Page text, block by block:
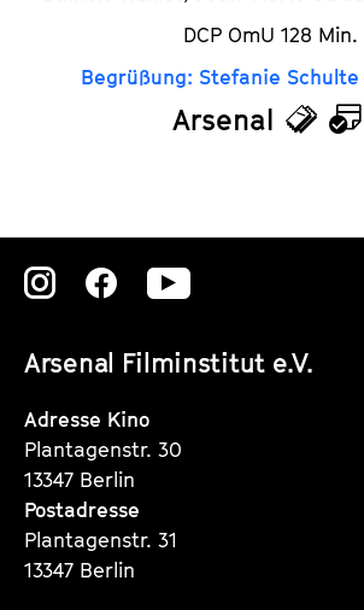
DCP OmU 128 Min.
Begrüßung: Stefanie
Arsenal
T
s
K
Arsenal Filminstitut e.V.
Zu
Instagram
Seite
Zu
Instagram
Seite
Zu
Instagram
Adresse Kino
Plantagenstr. 30
13347 Berlin
Postadresse
Plantagenstr. 31
13347 Berlin